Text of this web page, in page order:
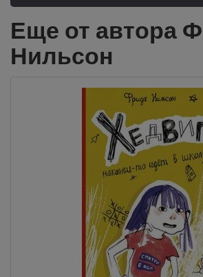
08_Nekrasivaya prichYoska
09_V «Obuvnoy pushke»
10_Advent
15_Lyzhnaya progulka
16_Detskiy chas
18_VesYoloy Pashi!
19_Novye pitomtsy
Еще от автора
Нильсон